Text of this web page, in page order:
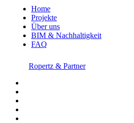
Home
Projekte
Über uns
BIM & Nachhaltigkeit
FAQ
Ropertz & Partner